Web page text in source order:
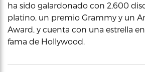
ha sido galardonado con 2,600
platino, un premio Grammy y un
Award, y cuenta con una estrella
fama de Hollywood.